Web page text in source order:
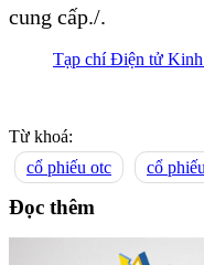
cung cấp./.
Tạp chí Điện tử Kinh
Từ khoá:
cổ phiếu otc
cổ
Đọc thêm